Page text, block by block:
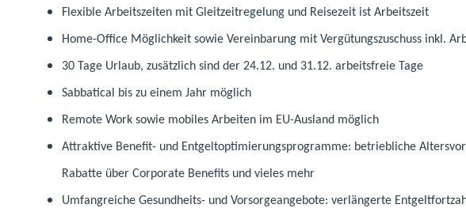
Flexible Arbeitszeiten mit Gleitzeitregelung und Reisezeit ist Arbeitszeit
Home-Office Möglichkeit sowie Vereinbarung mit Vergütungszuschuss inkl.
30 Tage Urlaub, zusätzlich sind der 24.12. und 31.12. arbeitsfreie Tage
Sabbatical bis zu einem Jahr möglich
Remote Work sowie mobiles Arbeiten im EU-Ausland möglich
Attraktive Benefit- und Entgeltoptimierungsprogramme: betriebliche
Rabatte über Corporate Benefits und vieles mehr
Umfangreiche Gesundheits- und Vorsorgeangebote: verlängerte